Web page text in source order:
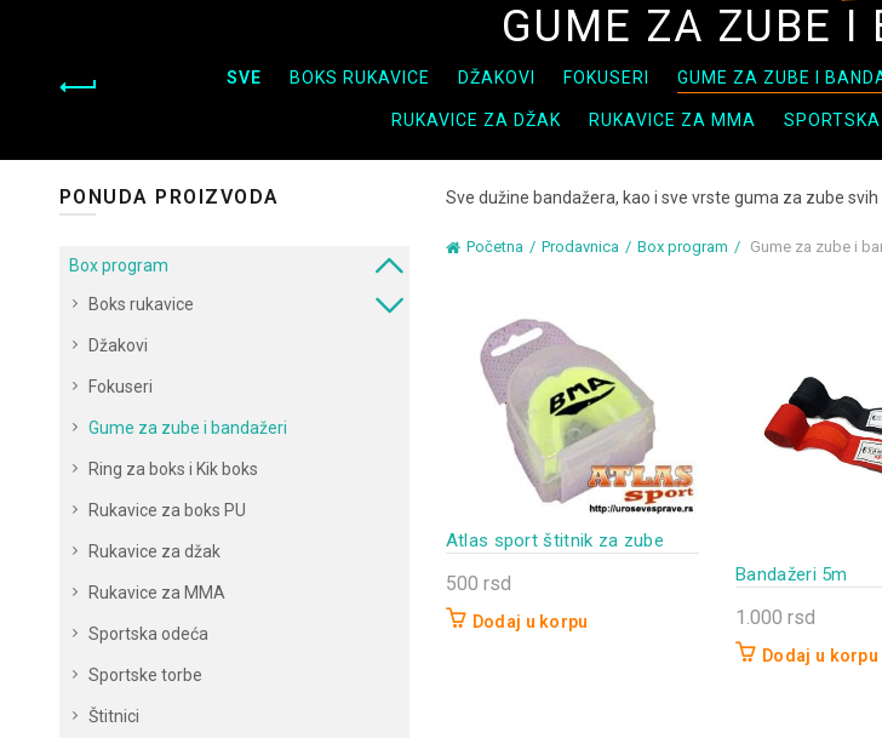
GUME ZA ZUBE I
SVE BOKS RUKAVICE DŽAKOVI FOKUSERI GUME ZA ZUBE I
RUKAVICE ZA DŽAK RUKAVICE ZA MMA
Sve dužine bandažera, kao i sve vrste guma za zube
Početna Prodavnica Box program Gume za zube i
Atlas sport štitnik za zube
500 rsd
Dodaj u korpu
Bandažeri 5m
1.000rsd
Dodaj u korpu
PONUDA PROIZVODA
Box program
Boks rukavice
Džakovi
Fokuseri
Gume za zube i bandažeri
Ring za boks i Kik boks
Rukavice za boks PU
Rukavice za džak
Rukavice za MMA
Sportska odeća
Sportske torbe
Štitnici